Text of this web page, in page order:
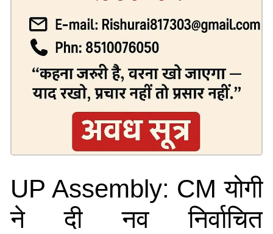
UP Assembly: CM योगी
ने दी नव निर्वाचित